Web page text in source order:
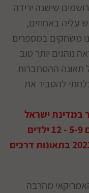
רושמים שישנה ירידה
עליה באחוזים,
משחקים במספרים
נוהגים יותר טוב
ההסתברות
להסביר את
במדינת ישראל
בתאונות דרכים הינה בגילאים 5-9 - 12 ילדים
מהרבה